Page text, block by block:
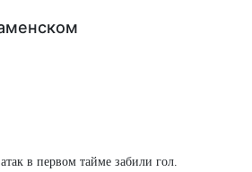
в первом тайме забили гол.